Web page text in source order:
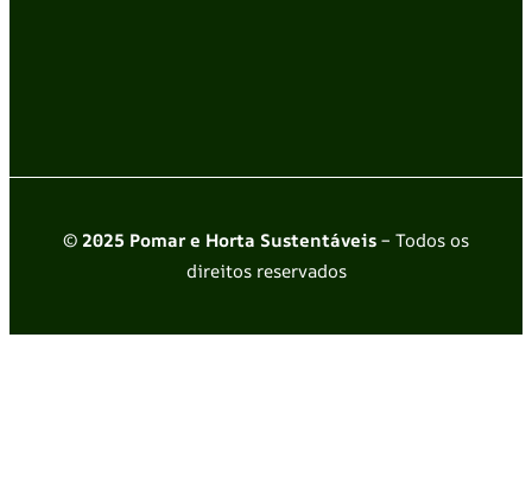
© 2025 Pomar e Horta Sustentáveis– Todos os
direitos reservados